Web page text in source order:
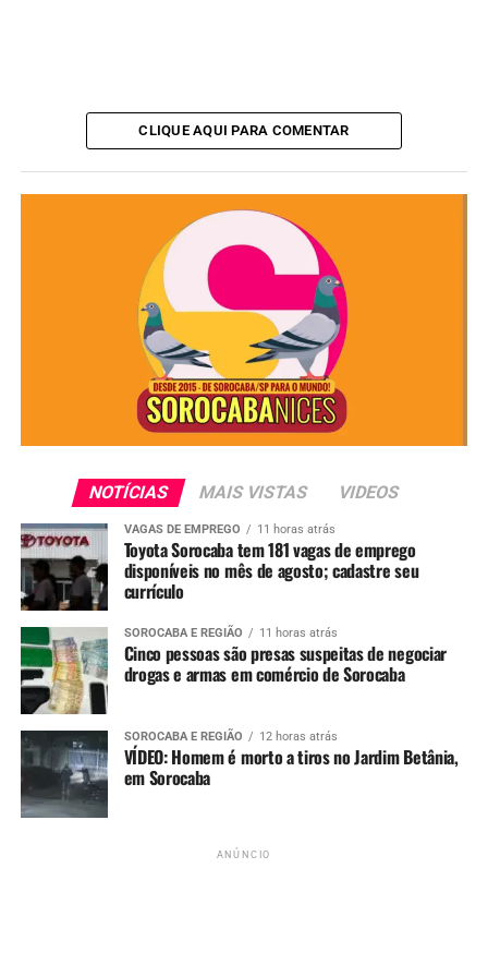
Julgamento segue até 11 de maio
Apesar da maioria já estar consolidada, o julgamento
ainda aguarda os votos dos ministros Gilmar Mendes e
Com a formação da maioria na Segunda Turma do STF, a
tendência é de manutenção definitiva da decisão que
permitiu o retorno de Rodrigo Manga à Prefeitura de
Sorocaba enquanto o processo continua em análise pela
Redação
See Full Bio
TÓPICOS RELACIONADOS
RODRIGO MANGA
CLIQUE AQUI PARA COMENTAR
NOTÍCIAS MAIS VISTAS VIDEOS
VAGAS DE EMPREGO 11 horas atrás
Toyota Sorocaba tem 181 vagas de emprego
disponíveis no mês de agosto; cadastre seu
currículo
SOROCABA E REGIÃO 11 horas atrás
Cinco pessoas são presas suspeitas de negociar
drogas e armas em comércio de Sorocaba
SOROCABA E REGIÃO 12 horas atrás
VÍDEO: Homem é morto a tiros no Jardim Betânia,
em Sorocaba
ANÚNCIO